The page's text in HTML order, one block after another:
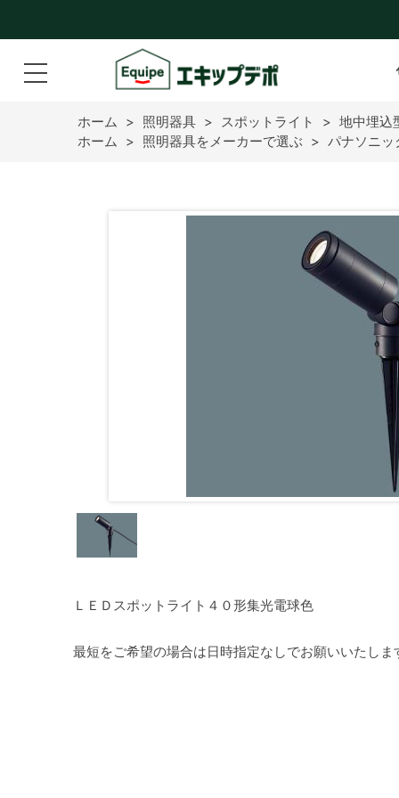
ホーム > 照明器具 > スポットライト > 地中埋込
ホーム > 照明器具をメーカーで選ぶ > パナソニッ
ＬＥＤスポットライト４０形集光電球色
最短をご希望の場合は日時指定なしでお願いいたしま